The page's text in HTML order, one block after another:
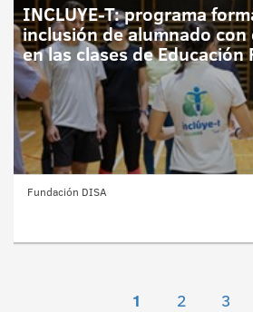
INCLUYE-T: programa
inclusión de alumnado con
en las clases de Educación
Fundación DISA
1 2 3